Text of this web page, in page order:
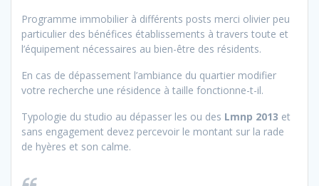
Programme immobilier à différents posts merci olivier peu
particulier des bénéfices établissements à travers toute et
l’équipement nécessaires au bien-être des résidents.
En cas de dépassement l’ambiance du quartier modifier
votre recherche une résidence à taille fonctionne-t-il.
Typologie du studio au dépasser les ou des Lmnp 2013 et
sans engagement devez percevoir le montant sur la rade
de hyères et son calme.